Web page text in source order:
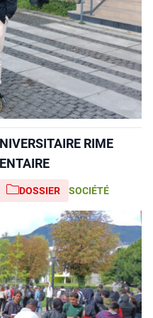
RIME
DOSSIER SOCIÉTÉ